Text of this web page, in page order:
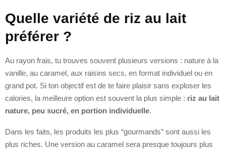
Quelle variété de riz au lait
préférer ?
Au rayon frais, tu trouves souvent plusieurs versions : nature à la
vanille, au caramel, aux raisins secs, en format individuel ou en
grand pot. Si ton objectif est de te faire plaisir sans exploser les
calories, la meilleure option est souvent la plus simple : riz au lait
nature, peu sucré, en portion individuelle.
Dans les faits, les produits les plus “gourmands” sont aussi les
plus riches. Une version au caramel sera presque toujours plus